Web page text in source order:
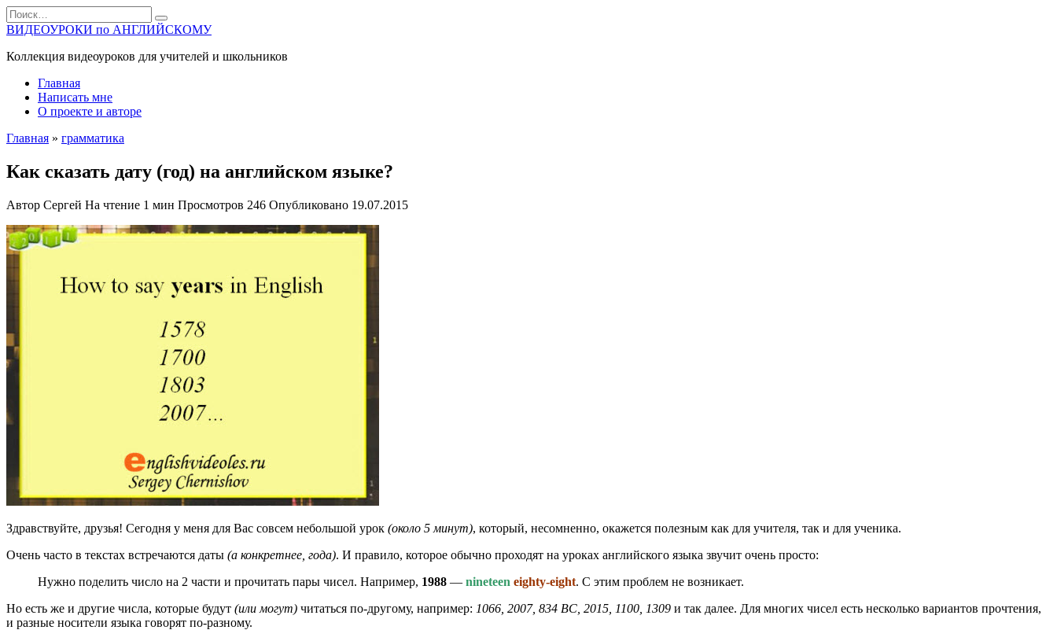
Перейти
к
содержанию
Search
for:
ВИДЕОУРОКИ по АНГЛИЙСКОМУ
Коллекция видеоуроков для учителей и школьников
Главная
Написать мне
О проекте и авторе
Главная » грамматика
Как сказать дату (год) на английском языке?
Автор Сергей На чтение 1 мин Просмотров 246 Опубликовано 19.07.2015
Здравствуйте, друзья! Сегодня у меня для Вас совсем небольшой урок (около 5 минут), который, несомненно, окажется полезным как для учителя, так и для ученика.
Очень часто в текстах встречаются даты (а конкретнее, года). И правило, которое обычно проходят на уроках английского языка звучит очень просто:
Нужно поделить число на 2 части и прочитать пары чисел. Например, 1988 — nineteen eighty-eight. С этим проблем не возникает.
Но есть же и другие числа, которые будут (или могут) читаться по-другому, например: 1066, 2007, 834 BC, 2015, 1100, 1309 и так далее. Для многих чисел есть несколько вариантов прочтения,
и разные носители языка говорят по-разному.